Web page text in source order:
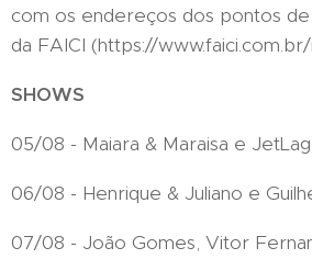
com os endereços dos pontos
da FAICI (https://
SHOWS
05/08 - Maiara & Maraisa e
06/08 - Henrique & Juliano e
07/08 - João Gomes, Vitor